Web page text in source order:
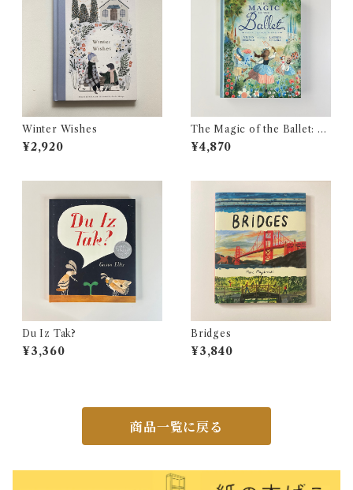
Winter Wishes
¥2,920
The Magic of the Ballet: Se
ven Classic Stories
¥4,870
Du Iz Tak?
¥3,360
Bridges
¥3,840
商品一覧に戻る